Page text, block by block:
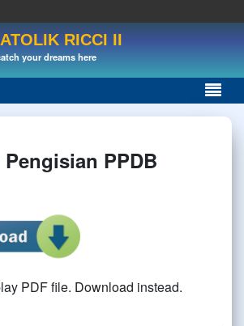
RICCI II
your dreams here
PPDB
PDF file. Download instead.